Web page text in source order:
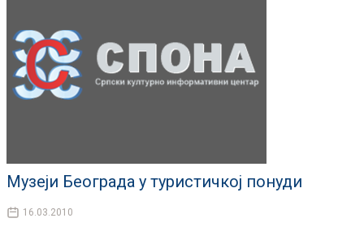
Музеји Београда у туристичкој понуди
16.03.2010